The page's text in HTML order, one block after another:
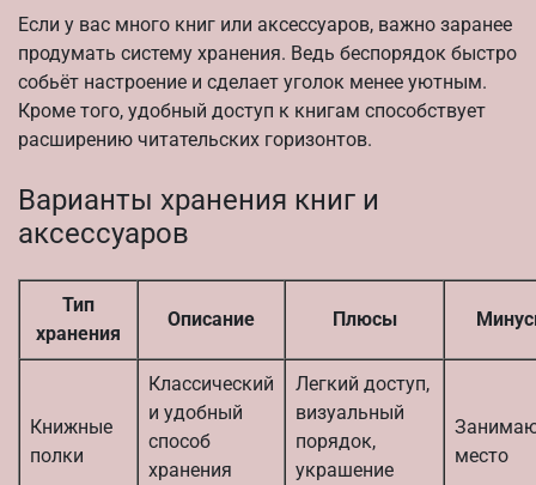
Если у вас много книг или аксессуаров, важно заранее
продумать систему хранения. Ведь беспорядок быстро
собьёт настроение и сделает уголок менее уютным.
Кроме того, удобный доступ к книгам способствует
расширению читательских горизонтов.
Варианты хранения книг и
аксессуаров
Тип
хранения
Описание Плюсы
Книжные
полки
Классический
и удобный
способ
хранения
Легкий доступ,
визуальный
порядок,
украшение
место